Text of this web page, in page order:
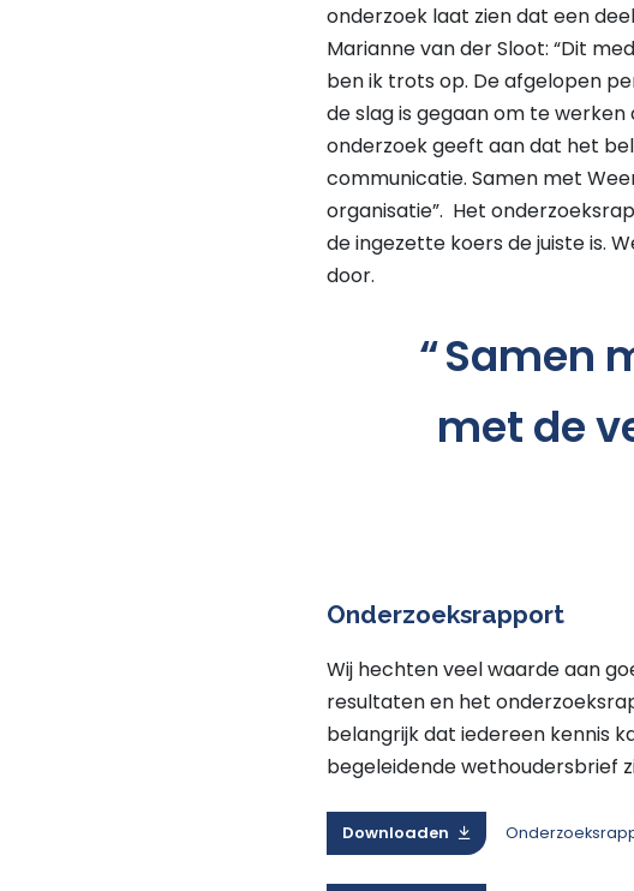
onderzoek laat zien dat een
Marianne van der Sloot: “Dit
ben ik trots op. De afgelopen
de slag is gegaan om te
onderzoek geeft aan dat het
communicatie. Samen met
organisatie”. Het
de ingezette koers de juiste is.
door.
Samen
met de
Onderzoeksrapport
Wij hechten veel waarde aan
resultaten en het
belangrijk dat iedereen kennis
begeleidende wethoudersbrief
Downloaden